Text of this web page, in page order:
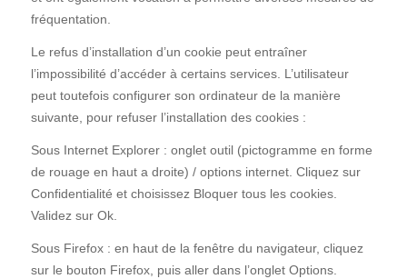
fréquentation.
Le refus d’installation d’un cookie peut entraîner
l’impossibilité d’accéder à certains services. L’utilisateur
peut toutefois configurer son ordinateur de la manière
suivante, pour refuser l’installation des cookies :
Sous Internet Explorer : onglet outil (pictogramme en forme
de rouage en haut a droite) / options internet. Cliquez sur
Confidentialité et choisissez Bloquer tous les cookies.
Validez sur Ok.
Sous Firefox : en haut de la fenêtre du navigateur, cliquez
sur le bouton Firefox, puis aller dans l’onglet Options.